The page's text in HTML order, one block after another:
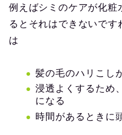
例えばシミのケアが化粧
るとそれはできないで
は
髪の毛のハリこし
浸透よくするため
になる
時間があるときに